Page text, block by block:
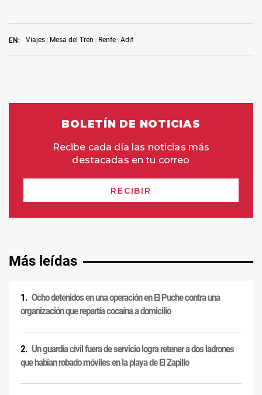
EN: Viajes Mesa del Tren Renfe Adif
Más leídas
Ocho detenidos en una operación en El Puche contra una
organización que repartía cocaína a domicilio
Un guardia civil fuera de servicio logra retener a dos ladrones
que habían robado móviles en la playa de El Zapillo